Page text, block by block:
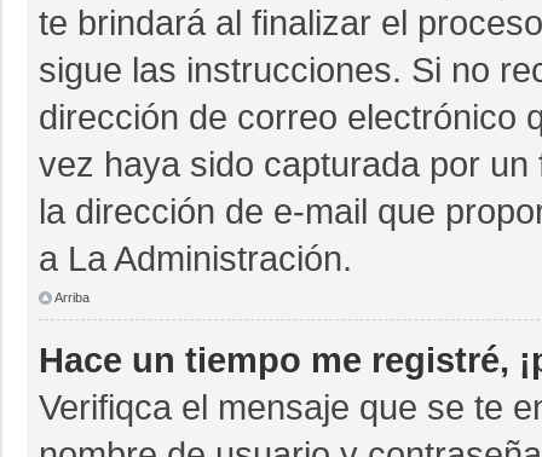
te brindará al finalizar el
sigue las instrucciones. Si no
dirección de correo electrónico
vez haya sido capturada por
la dirección de e-mail que
a La Administración.
Arriba
Hace un tiempo me registré,
Verifiqca el mensaje que se te